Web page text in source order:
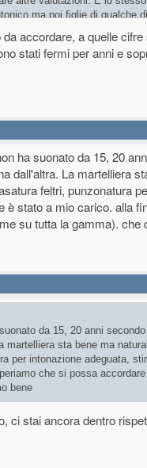
ma poi figlie di qualche
accordare, a quelle
stati fermi per anni e
ha suonato da 15, 20
dall'altra. La martelliera
feltri, punzonatura
è stato a mio carico. alla
su tutta la gamma). che
da 15, 20 anni
sta bene ma
per intonazione adeguata,
che si possa
bene
ci stai ancora dentro